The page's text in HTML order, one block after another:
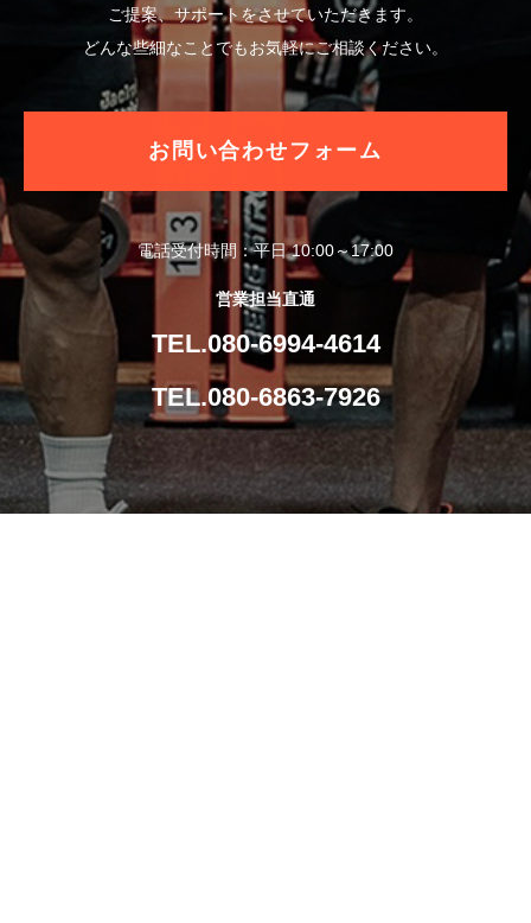
ご提案、サポートをさせていただきます。
どんな些細なことでもお気軽にご相談ください。
お問い合わせフォーム
電話受付時間：平日 10:00～17:00
営業担当直通
TEL.080-6994-4614
TEL.080-6863-7926